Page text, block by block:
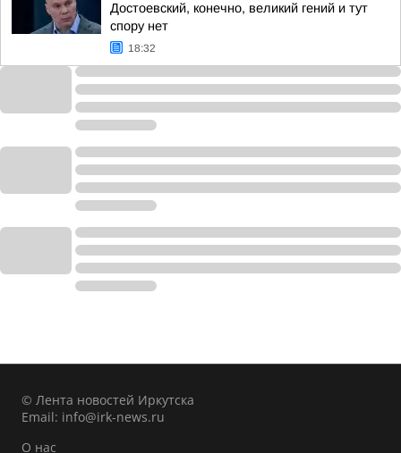
Достоевский, конечно, великий гений и тут
спору нет
18:32
© Лента новостей Иркутска
Email: info@irk-news.ru
О нас